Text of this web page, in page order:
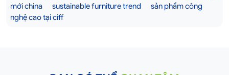
mới china
sustainable furniture trend
sản phẩm công
nghệ cao tại ciff